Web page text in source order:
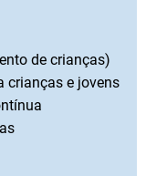
de crianças)
crianças e jovens